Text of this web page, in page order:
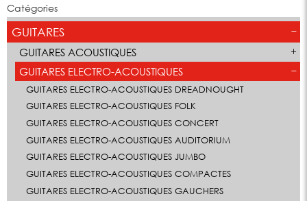
Catégories
GUITARES
GUITARES ACOUSTIQUES
GUITARES ELECTRO-ACOUSTIQUES
GUITARES ELECTRO-ACOUSTIQUES DREADNOUGHT
GUITARES ELECTRO-ACOUSTIQUES FOLK
GUITARES ELECTRO-ACOUSTIQUES CONCERT
GUITARES ELECTRO-ACOUSTIQUES AUDITORIUM
GUITARES ELECTRO-ACOUSTIQUES JUMBO
GUITARES ELECTRO-ACOUSTIQUES COMPACTES
GUITARES ELECTRO-ACOUSTIQUES GAUCHERS